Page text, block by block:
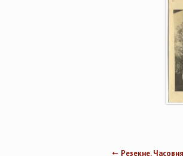
Резекне.